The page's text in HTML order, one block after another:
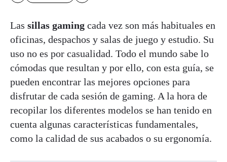
Las sillas gaming cada vez son más habituales en
oficinas, despachos y salas de juego y estudio. Su
uso no es por casualidad. Todo el mundo sabe lo
cómodas que resultan y por ello, con esta guía, se
pueden encontrar las mejores opciones para
disfrutar de cada sesión de gaming. A la hora de
recopilar los diferentes modelos se han tenido en
cuenta algunas características fundamentales,
como la calidad de sus acabados o su ergonomía.